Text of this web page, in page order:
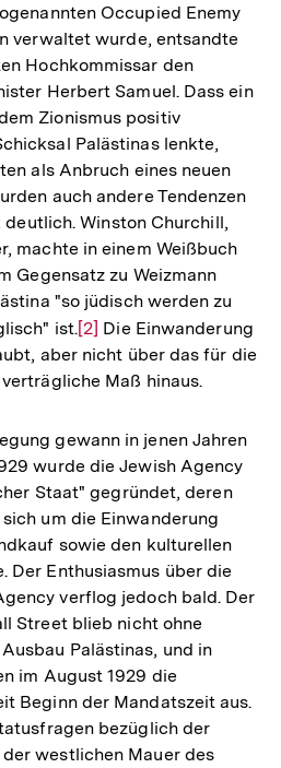
Occupied Enemy
verwaltet wurde, entsandte
Hochkommissar den
Herbert Samuel. Dass ein
Zionismus positiv
Palästinas lenkte,
als Anbruch eines neuen
auch andere Tendenzen
Winston Churchill,
machte in einem Weißbuch
Gegensatz zu Weizmann
"so jüdisch werden zu
ist.Zur
Auflösung
der
[2] Die Einwanderung
aber nicht über das für die
Maß hinaus.
gewann in jenen Jahren
wurde die Jewish Agency
Staat" gegründet, deren
um die Einwanderung
sowie den kulturellen
Der Enthusiasmus über die
verflog jedoch bald. Der
Street blieb nicht ohne
Palästinas, und in
im August 1929 die
Beginn der Mandatszeit aus.
bezüglich der
westlichen Mauer des